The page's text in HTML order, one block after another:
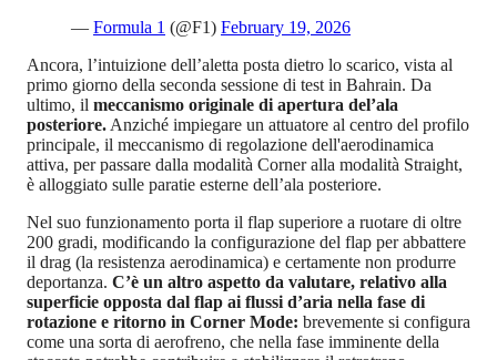
— Formula 1 (@F1) February 19, 2026
Ancora, l’intuizione dell’aletta posta dietro lo scarico, vista al
primo giorno della seconda sessione di test in Bahrain. Da
ultimo, il meccanismo originale di apertura del’ala
posteriore. Anziché impiegare un attuatore al centro del profilo
principale, il meccanismo di regolazione dell'aerodinamica
attiva, per passare dalla modalità Corner alla modalità Straight,
è alloggiato sulle paratie esterne dell’ala posteriore.
Nel suo funzionamento porta il flap superiore a ruotare di oltre
200 gradi, modificando la configurazione del flap per abbattere
il drag (la resistenza aerodinamica) e certamente non produrre
deportanza. C’è un altro aspetto da valutare, relativo alla
superficie opposta dal flap ai flussi d’aria nella fase di
rotazione e ritorno in Corner Mode: brevemente si configura
come una sorta di aerofreno, che nella fase imminente della